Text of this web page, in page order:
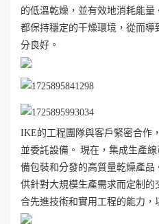
的低溫乾燥，並有效地消耗能
都保持穩定的干燥環境，從而
分良好。
IKE的工程團隊與客戶緊密合作
並委託設備。 現在，集成生產
備包裝和分發的高質量乾燥產
供針對大規模生產需求而定制
合先進技術和實用工程的能力，